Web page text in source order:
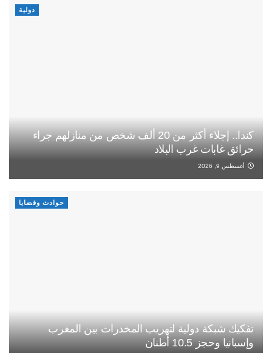
دولية
كندا.. إجلاء أكثر من 20 ألف شخص من منازلهم جراء
حرائق غابات غرب البلاد
أغسطس 9, 2026
حوادث وقضايا
تفكيك شبكة دولية لتهريب المخدرات بين المغرب
وإسبانيا وحجز 10.5 أطنان